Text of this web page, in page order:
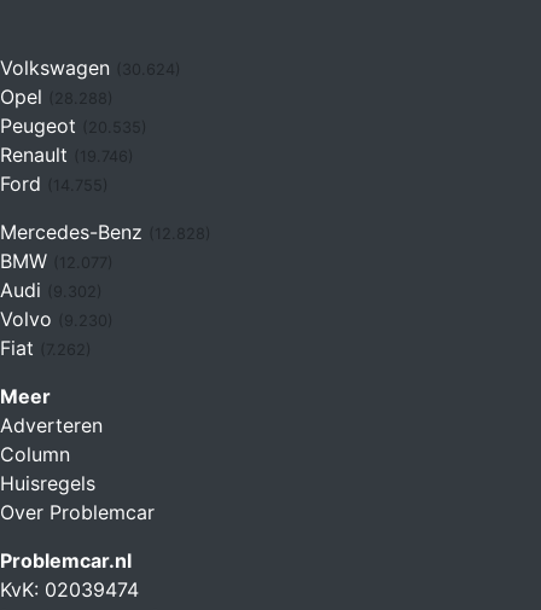
Volkswagen (30.624)
Opel (28.288)
Peugeot (20.535)
Renault (19.746)
Ford (14.755)
Mercedes-Benz (12.828)
BMW (12.077)
Audi (9.302)
Volvo (9.230)
Fiat (7.262)
Meer
Adverteren
Column
Huisregels
Over Problemcar
Problemcar.nl
KvK: 02039474